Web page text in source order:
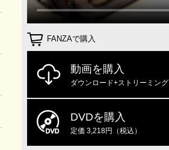
FANZAで購入
動画を購入
ダウンロード+ストリーミング
DVDを購入
定価 3,218円（税込）